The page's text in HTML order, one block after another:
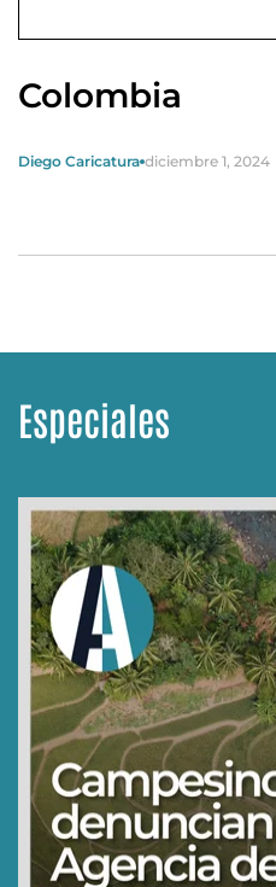
Colombia
Diego Caricatura diciembre 1, 2024
Especiales